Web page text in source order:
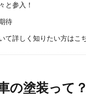
と参入！
待
て詳しく知りたい方はこ
の塗装って